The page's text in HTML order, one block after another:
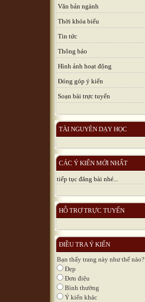
Văn bản ngành
Thời khóa biểu
Tin tức
Thông báo
Hình ảnh hoạt động
Đóng góp ý kiến
Soạn bài trực tuyến
TÀI NGUYÊN DẠY HỌC
CÁC Ý KIẾN MỚI NHẤT
tiếp tục đăng bài nhé...
HỖ TRỢ TRỰC TUYẾN
ĐIỀU TRA Ý KIẾN
Bạn thấy trang này như thế nào?
Đẹp
Đơn điệu
Bình thường
Ý kiến khác